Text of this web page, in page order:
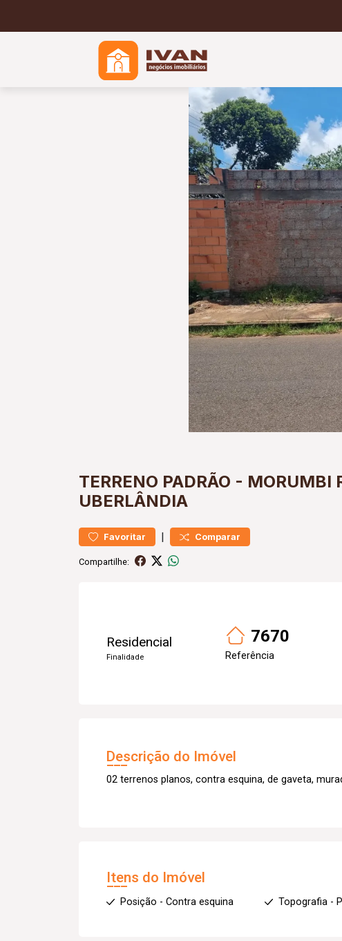
TERRENO PADRÃO - MORUMBI
UBERLÂNDIA
Favoritar | Comparar
Compartilhe:
Residencial
Finalidade
7670
Referência
Descrição do Imóvel
02 terrenos planos, contra esquina, de gaveta,
Itens do Imóvel
Posição - Contra esquina Topografia -